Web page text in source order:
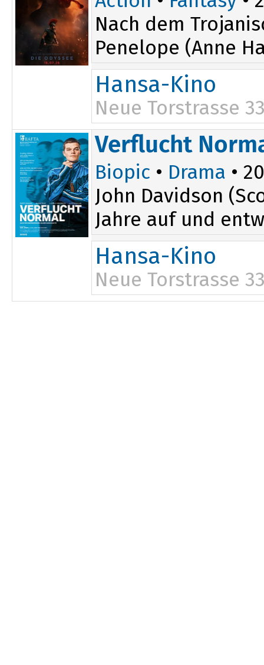
Nach dem
Penelope (Anne
Hansa-Kino
Neue Torstrasse
19:30
Verflucht
Biopic • Drama •
John Davidson
Jahre auf und
Hansa-Kino
Neue Torstrasse